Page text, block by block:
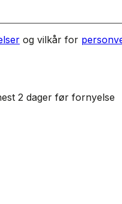
og vilkår for
2 dager før fornyelse